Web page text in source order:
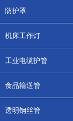
防护罩
机床工作灯
工业电缆护管
食品输送管
透明钢丝管